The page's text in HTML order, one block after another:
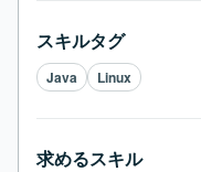
スキルタグ
Java Linux
求めるスキル